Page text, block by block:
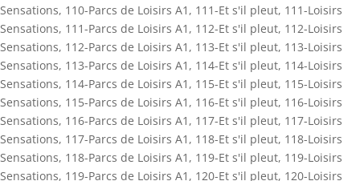
Sensations, 110-Parcs de Loisirs A1 , 111-Et s'il pleut, 111-Loisirs
Sensations, 111-Parcs de Loisirs A1 , 112-Et s'il pleut, 112-Loisirs
Sensations, 112-Parcs de Loisirs A1 , 113-Et s'il pleut, 113-Loisirs
Sensations, 113-Parcs de Loisirs A1 , 114-Et s'il pleut, 114-Loisirs
Sensations, 114-Parcs de Loisirs A1 , 115-Et s'il pleut, 115-Loisirs
Sensations, 115-Parcs de Loisirs A1 , 116-Et s'il pleut, 116-Loisirs
Sensations, 116-Parcs de Loisirs A1 , 117-Et s'il pleut, 117-Loisirs
Sensations, 117-Parcs de Loisirs A1 , 118-Et s'il pleut, 118-Loisirs
Sensations, 118-Parcs de Loisirs A1 , 119-Et s'il pleut, 119-Loisirs
Sensations, 119-Parcs de Loisirs A1 , 120-Et s'il pleut, 120-Loisirs